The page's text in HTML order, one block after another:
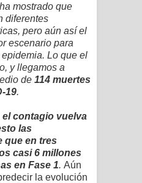
mostrado que
diferentes
pero aún así el
escenario para
Lo que el
y llegamos a
de 114 muertes
19.
el contagio vuelva
las
que en tres
casi 6 millones
en Fase 1. Aún
la evolución